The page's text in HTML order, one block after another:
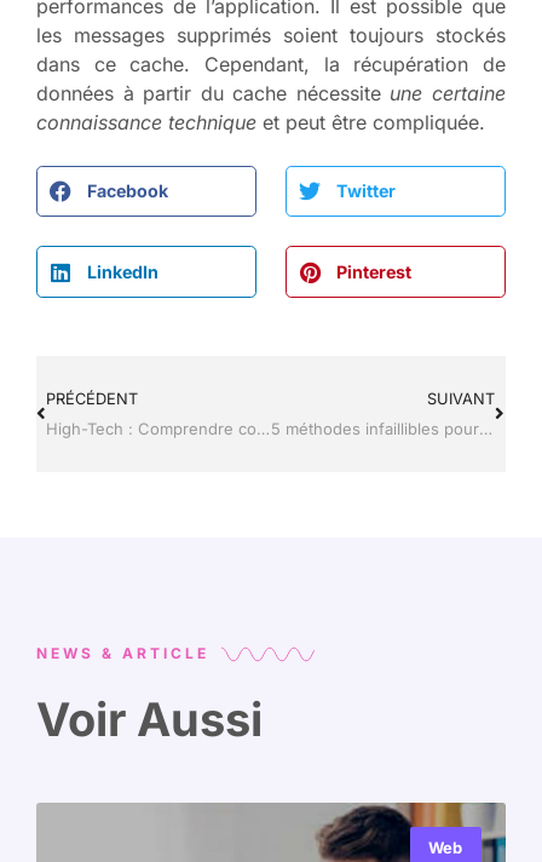
performances de l’application. Il est possible que
les messages supprimés soient toujours stockés
dans ce cache. Cependant, la récupération de
données à partir du cache nécessite une certaine
connaissance technique et peut être compliquée.
Facebook Twitter
LinkedIn Pinterest
PRÉCÉDENT
High-Tech : Comprendre comment voir les ‘J’aime’ des autres utilisateurs sur Instagram
SUIVANT
5 méthodes infaillibles pour retrouver sur quel site se trouve votre adresse mail
NEWS & ARTICLE
Voir Aussi
Web